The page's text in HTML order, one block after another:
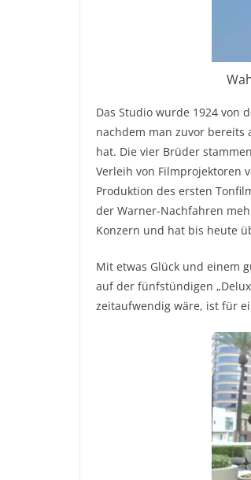
Das Studio wurde 1924 von
nachdem man zuvor bereits
hat. Die vier Brüder
Verleih von Filmprojektoren
Produktion des ersten
der Warner-Nachfahren
Konzern und hat bis heute
Mit etwas Glück und einem
auf der fünfstündigen
zeitaufwendig wäre, ist für